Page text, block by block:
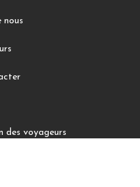
nous
des voyageurs